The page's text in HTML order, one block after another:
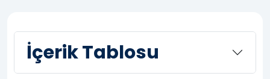
İçerik Tablosu